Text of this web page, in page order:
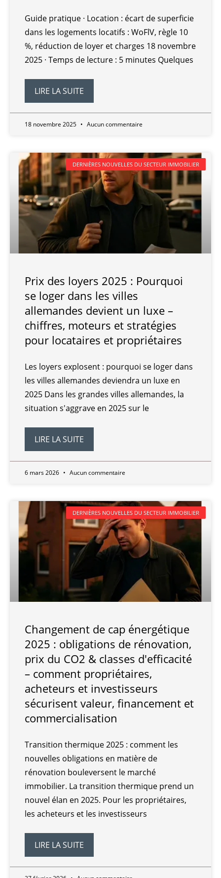
Guide pratique · Location : écart de superficie
dans les logements locatifs : WoFlV, règle 10
%, réduction de loyer et charges 18 novembre
2025 · Temps de lecture : 5 minutes Quelques
LIRE LA SUITE
18 novembre 2025 Aucun commentaire
DERNIÈRES NOUVELLES DU SECTEUR IMMOBILIER
Prix des loyers 2025 : Pourquoi
se loger dans les villes
allemandes devient un luxe –
chiffres, moteurs et stratégies
pour locataires et propriétaires
Les loyers explosent : pourquoi se loger dans
les villes allemandes deviendra un luxe en
2025 Dans les grandes villes allemandes, la
situation s'aggrave en 2025 sur le
LIRE LA SUITE
6 mars 2026 Aucun commentaire
DERNIÈRES NOUVELLES DU SECTEUR IMMOBILIER
Changement de cap énergétique
2025 : obligations de rénovation,
prix du CO2 & classes d'efficacité
– comment propriétaires,
acheteurs et investisseurs
sécurisent valeur, financement et
commercialisation
Transition thermique 2025 : comment les
nouvelles obligations en matière de
rénovation bouleversent le marché
immobilier. La transition thermique prend un
nouvel élan en 2025. Pour les propriétaires,
les acheteurs et les investisseurs
LIRE LA SUITE